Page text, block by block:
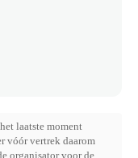
laatste moment
vóór vertrek daarom
organisator voor de